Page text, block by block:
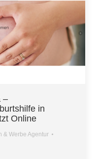
–
in
Online
& Werbe Agentur